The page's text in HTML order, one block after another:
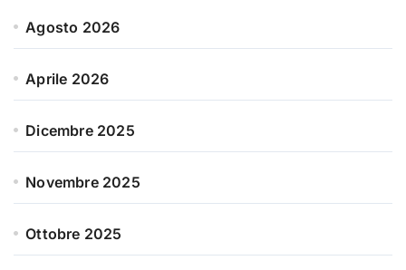
Agosto 2026
Aprile 2026
Dicembre 2025
Novembre 2025
Ottobre 2025